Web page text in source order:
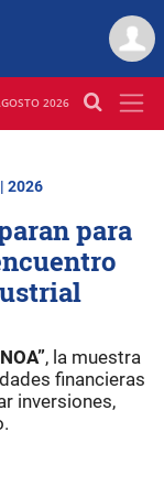
2026
2026
para
, la muestra
financieras
inversiones,